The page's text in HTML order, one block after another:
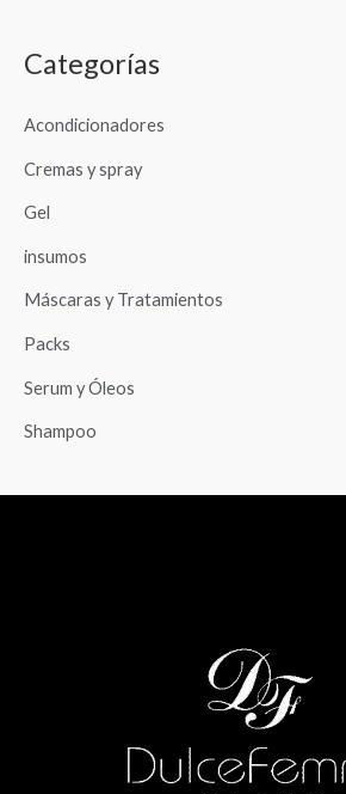
c
r
p
o
Categorías
Acondicionadores
Cremas y spray
Gel
insumos
Máscaras y Tratamientos
Packs
Serum y Óleos
Shampoo